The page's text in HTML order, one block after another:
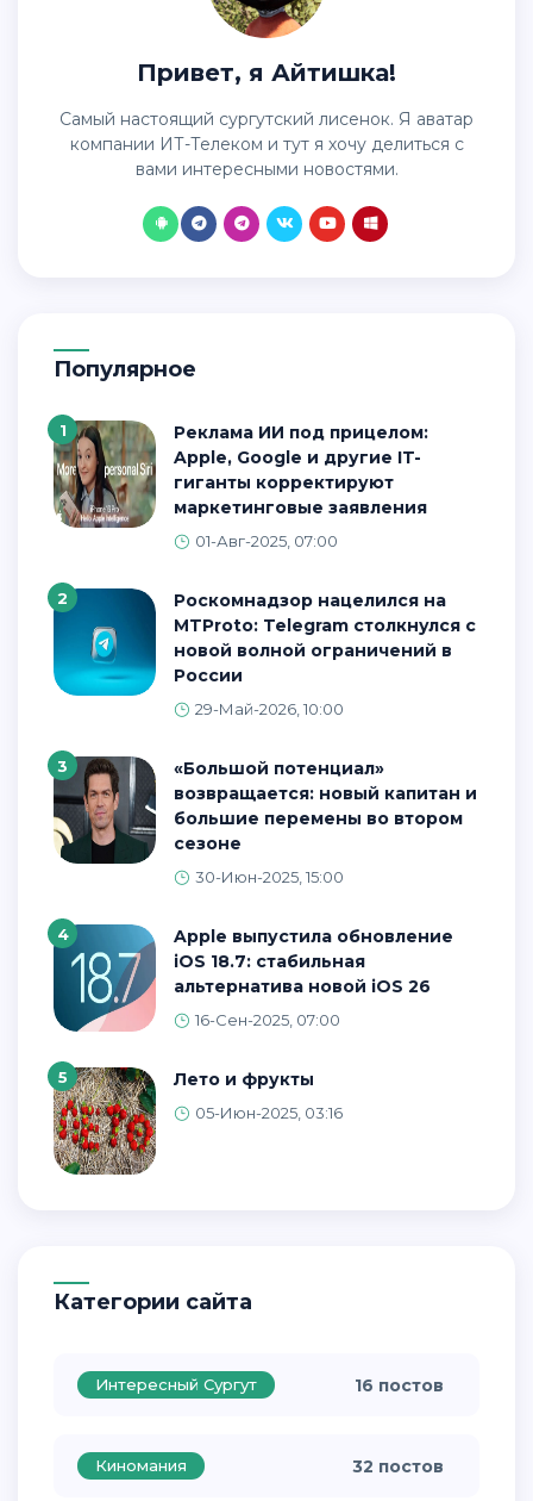
Привет, я Айтишка!
Самый настоящий сургутский лисенок. Я аватар
компании ИТ-Телеком и тут я хочу делиться с
вами интересными новостями.
Популярное
1
Реклама ИИ под прицелом:
Apple, Google и другие IT-
гиганты корректируют
маркетинговые заявления
01-Авг-2025, 07:00
2
Роскомнадзор нацелился на
MTProto: Telegram столкнулся с
новой волной ограничений в
России
29-Май-2026, 10:00
3
«Большой потенциал»
возвращается: новый капитан и
большие перемены во втором
сезоне
30-Июн-2025, 15:00
4
Apple выпустила обновление
iOS 18.7: стабильная
альтернатива новой iOS 26
16-Сен-2025, 07:00
5 Лето и фрукты
05-Июн-2025, 03:16
Категории сайта
Интересный Сургут 16 постов
Киномания 32 постов